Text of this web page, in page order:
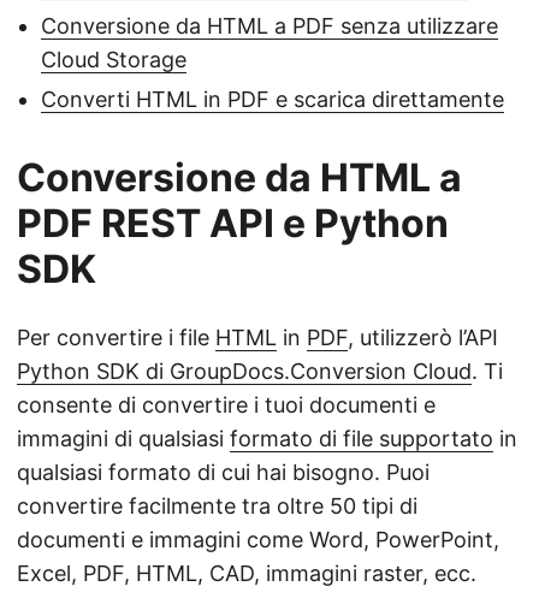
Conversione da HTML a PDF senza utilizzare
Cloud Storage
Converti HTML in PDF e scarica direttamente
Conversione da HTML a
PDF REST API e Python
SDK
Per convertire i file HTML in PDF, utilizzerò l’API
Python SDK di GroupDocs.Conversion Cloud. Ti
consente di convertire i tuoi documenti e
immagini di qualsiasi formato di file supportato in
qualsiasi formato di cui hai bisogno. Puoi
convertire facilmente tra oltre 50 tipi di
documenti e immagini come Word, PowerPoint,
Excel, PDF, HTML, CAD, immagini raster, ecc.